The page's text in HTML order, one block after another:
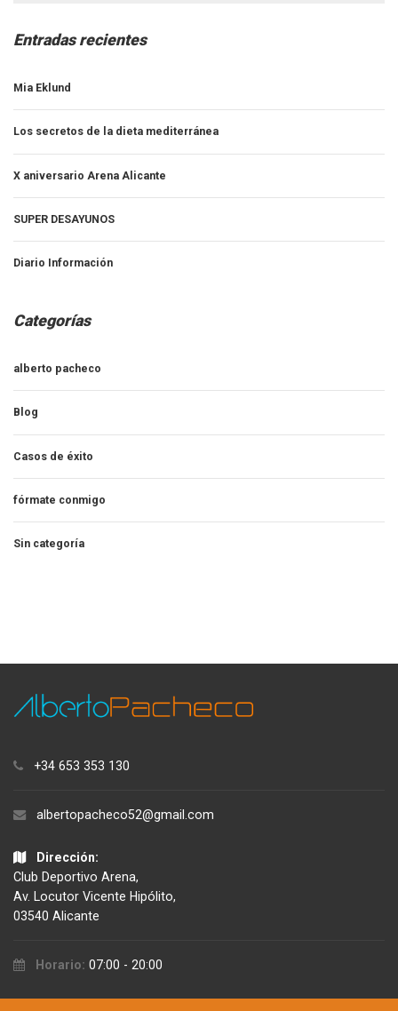
la
Entradas recientes
Mia Eklund
Los secretos de la dieta mediterránea
X aniversario Arena Alicante
SUPER DESAYUNOS
Diario Información
Categorías
alberto pacheco
Blog
Casos de éxito
fórmate conmigo
Sin categoría
+34 653 353 130
albertopacheco52@gmail.com
Dirección:
Club Deportivo Arena,
Av. Locutor Vicente Hipólito,
03540 Alicante
Horario: 07:00 - 20:00